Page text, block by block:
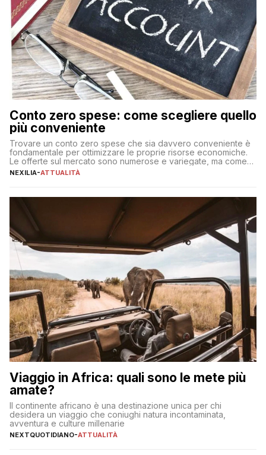
Conto zero spese: come scegliere quello
più conveniente
Trovare un conto zero spese che sia davvero conveniente è
fondamentale per ottimizzare le proprie risorse economiche.
Le offerte sul mercato sono numerose e variegate, ma come
individuare quella più adatta alle proprie esigenze senza
sul […]
NEXILIA-ATTUALITÀ
Viaggio in Africa: quali sono le mete più
amate?
Il continente africano è una destinazione unica per chi
desidera un viaggio che coniughi natura incontaminata,
avventura e culture millenarie
NEXTQUOTIDIANO-ATTUALITÀ